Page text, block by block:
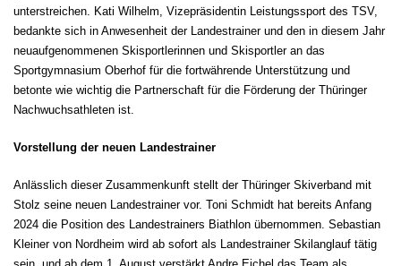
unterstreichen. Kati Wilhelm, Vizepräsidentin Leistungssport des TSV,
bedankte sich in Anwesenheit der Landestrainer und den in diesem Jahr
neuaufgenommenen Skisportlerinnen und Skisportler an das
Sportgymnasium Oberhof für die fortwährende Unterstützung und
betonte wie wichtig die Partnerschaft für die Förderung der Thüringer
Nachwuchsathleten ist.
Vorstellung der neuen Landestrainer
Anlässlich dieser Zusammenkunft stellt der Thüringer Skiverband mit
Stolz seine neuen Landestrainer vor. Toni Schmidt hat bereits Anfang
2024 die Position des Landestrainers Biathlon übernommen. Sebastian
Kleiner von Nordheim wird ab sofort als Landestrainer Skilanglauf tätig